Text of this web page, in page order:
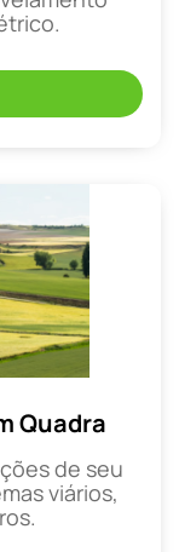
Quadra
de seu
viários,